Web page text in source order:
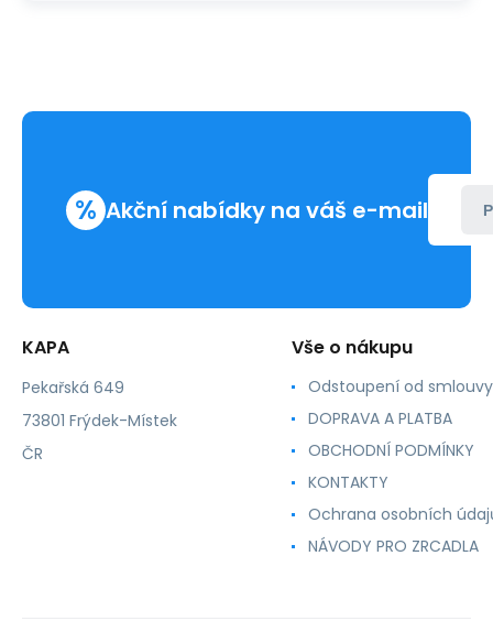
% Akční nabídky na váš e-mail
KAPA
Pekařská 649
73801 Frýdek-Místek
ČR
Vše o nákupu
Odstoupení od smlouvy
DOPRAVA A PLATBA
OBCHODNÍ PODMÍNKY
KONTAKTY
Ochrana osobních
NÁVODY PRO ZRCADLA